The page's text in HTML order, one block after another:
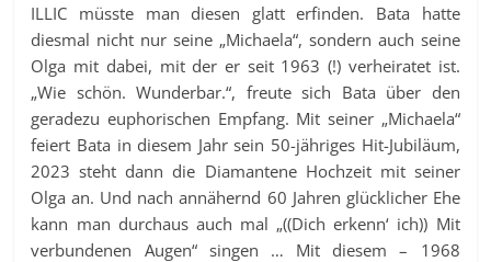
ILLIC müsste man diesen glatt erfinden. Bata hatte
diesmal nicht nur seine „Michaela“, sondern auch seine
Olga mit dabei, mit der er seit 1963 (!) verheiratet ist.
„Wie schön. Wunderbar.“, freute sich Bata über den
geradezu euphorischen Empfang. Mit seiner „Michaela“
feiert Bata in diesem Jahr sein 50-jähriges Hit-Jubiläum,
2023 steht dann die Diamantene Hochzeit mit seiner
Olga an. Und nach annähernd 60 Jahren glücklicher Ehe
kann man durchaus auch mal „((Dich erkenn‘ ich)) Mit
verbundenen Augen“ singen … Mit diesem – 1968